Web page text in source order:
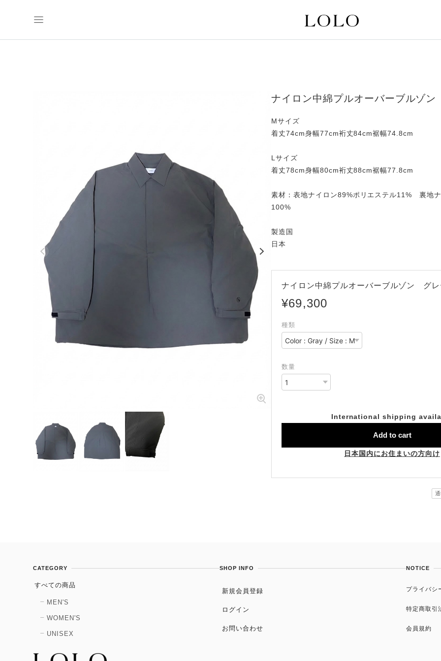
ナイロン中綿プルオーバーブルゾ
Mサイズ
着丈74cm身幅77cm裄丈84cm裾幅74.8cm
Lサイズ
着丈78cm身幅80cm裄丈88cm裾幅77.8cm
素材：表地ナイロン89%ポリエステル11% 裏地
100%
製造国
日本
ナイロン中綿プルオーバーブルゾン グレ
¥69,300
種類
数量
International shipping
Add to cart
日本国内にお住まいの方向け
CATEGORY
すべての商品
MEN'S
WOMEN'S
UNISEX
SHOP INFO
新規会員登録
ログイン
お問い合わせ
NOTICE
プライバシ
特定商取引
会員規約